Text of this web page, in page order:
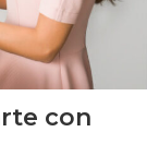
con